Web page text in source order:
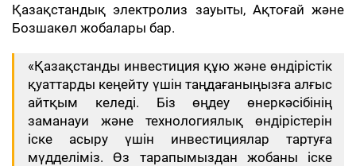
Қазақстандық электролиз зауыты, Ақтоғай және
Бозшакөл жобалары бар.
«Қазақстанды инвестиция құю және өндірістік
қуаттарды кеңейту үшін таңдағаныңызға алғыс
айтқым келеді. Біз өңдеу өнеркәсібінің
заманауи және технологиялық өндірістерін
іске асыру үшін инвестициялар тартуға
мүдделіміз. Өз тарапымыздан жобаны іске